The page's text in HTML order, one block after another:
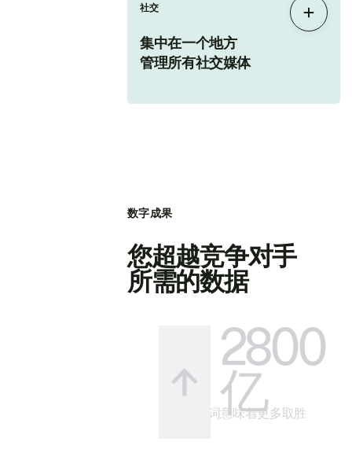
社交
集中在一个地方
管理所有社交媒体
展开
数字成果
您超越竞争对手
所需的数据
2800
亿
更多关键词意味着更多取胜